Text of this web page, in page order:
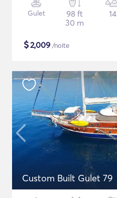
Gulet
98 ft
30 m
14
$2,009 /noite
Custom Built Gulet 79